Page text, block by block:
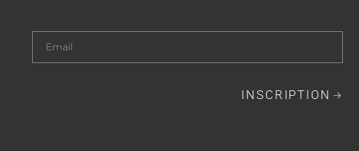
INSCRIPTION